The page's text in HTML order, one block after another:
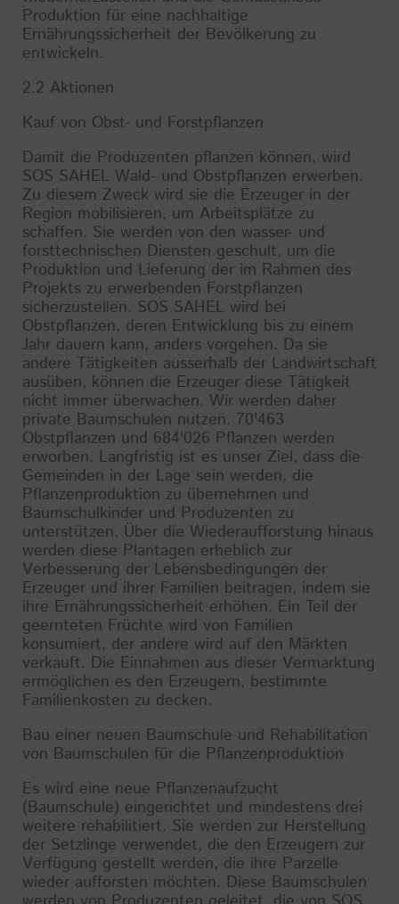
Produktion für eine nachhaltige
Ernährungssicherheit der Bevölkerung zu
entwickeln.
2.2 Aktionen
Kauf von Obst- und Forstpflanzen
Damit die Produzenten pflanzen können, wird
SOS SAHEL Wald- und Obstpflanzen erwerben.
Zu diesem Zweck wird sie die Erzeuger in der
Region mobilisieren, um Arbeitsplätze zu
schaffen. Sie werden von den wasser- und
forsttechnischen Diensten geschult, um die
Produktion und Lieferung der im Rahmen des
Projekts zu erwerbenden Forstpflanzen
sicherzustellen. SOS SAHEL wird bei
Obstpflanzen, deren Entwicklung bis zu einem
Jahr dauern kann, anders vorgehen. Da sie
andere Tätigkeiten ausserhalb der Landwirtschaft
ausüben, können die Erzeuger diese Tätigkeit
nicht immer überwachen. Wir werden daher
private Baumschulen nutzen. 70'463
Obstpflanzen und 684'026 Pflanzen werden
erworben. Langfristig ist es unser Ziel, dass die
Gemeinden in der Lage sein werden, die
Pflanzenproduktion zu übernehmen und
Baumschulkinder und Produzenten zu
unterstützen. Über die Wiederaufforstung hinaus
werden diese Plantagen erheblich zur
Verbesserung der Lebensbedingungen der
Erzeuger und ihrer Familien beitragen, indem sie
ihre Ernährungssicherheit erhöhen. Ein Teil der
geernteten Früchte wird von Familien
konsumiert, der andere wird auf den Märkten
verkauft. Die Einnahmen aus dieser Vermarktung
ermöglichen es den Erzeugern, bestimmte
Familienkosten zu decken.
Bau einer neuen Baumschule und Rehabilitation
von Baumschulen für die Pflanzenproduktion
Es wird eine neue Pflanzenaufzucht
(Baumschule) eingerichtet und mindestens drei
weitere rehabilitiert. Sie werden zur Herstellung
der Setzlinge verwendet, die den Erzeugern zur
Verfügung gestellt werden, die ihre Parzelle
wieder aufforsten möchten. Diese Baumschulen